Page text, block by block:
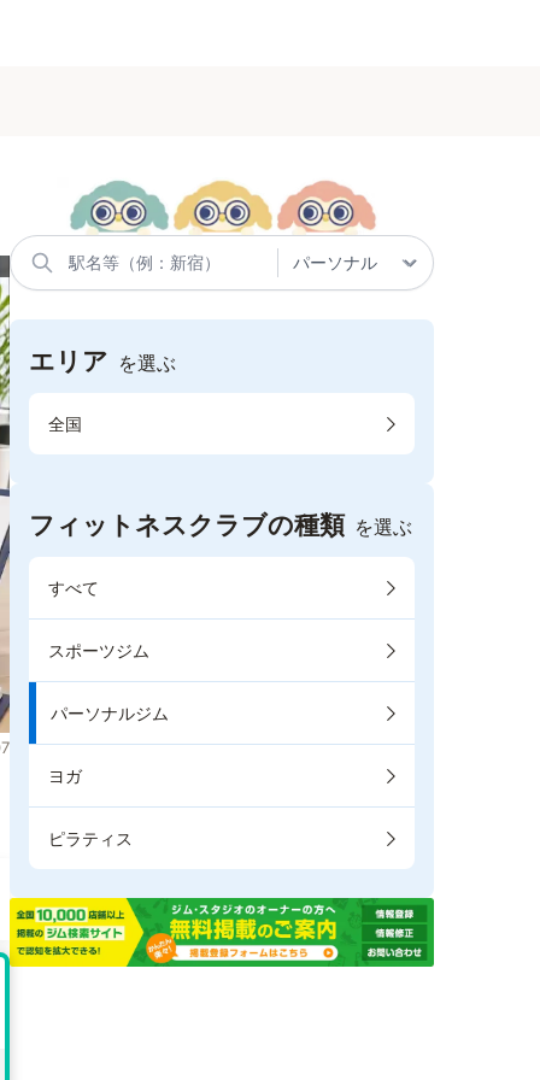
エリア を選ぶ
全国
フィットネスクラブの種類 を選ぶ
すべて
スポーツジム
パーソナルジム
ヨガ
ピラティス